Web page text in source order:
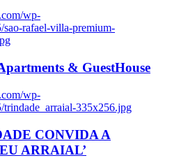
wp-
sao-rafael-villa-premium-
& GuestHouse
wp-
trindade_arraial-335x256.jpg
CONVIDA A
ARRAIAL’